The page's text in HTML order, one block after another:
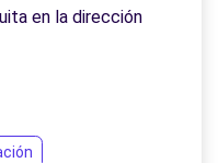
en la dirección